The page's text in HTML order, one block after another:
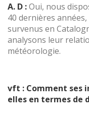
A. D :Oui, nous
40 dernières
survenus en
analysons leur
météorologie.
vft : Comment ses
elles en termes de